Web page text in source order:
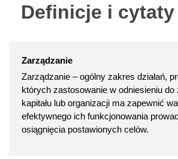
Definicje i cytaty
Zarządzanie
Zarządzanie – ogólny zakres działań,
których zastosowanie w odniesieniu do
kapitału lub organizacji ma zapewnić
efektywnego ich funkcjonowania
osiągnięcia postawionych celów.